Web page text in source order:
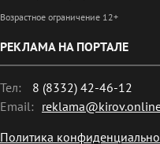
Возрастное ограничение 12+
РЕКЛАМА НА ПОРТАЛЕ
Тел:
8 (8332) 42-46-12
Email:
Политика